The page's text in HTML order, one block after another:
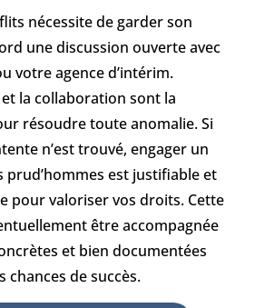
nécessite de garder son
une discussion ouverte avec
votre agence d’intérim.
la collaboration sont la
résoudre toute anomalie. Si
n’est trouvé, engager un
prud’hommes est justifiable et
pour valoriser vos droits. Cette
être accompagnée
et bien documentées
de succès.